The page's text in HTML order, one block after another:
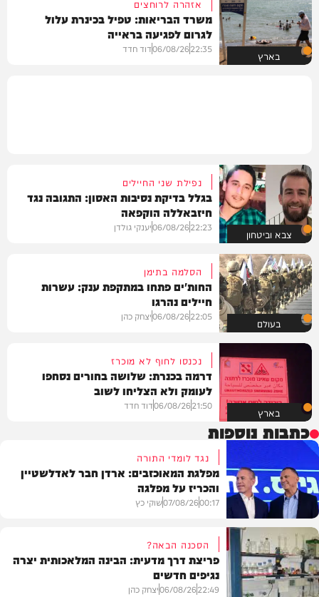
בארץ
אזהרה לרוחצים
משרד הבריאות: טפיל בכינרת עלול
לגרום לפגיעה בראייה
22:35
06/08/26דוד חדד
צבא וביטחון
נפילת שני החיילים
בגלל בדיקת נסיבות האסון: התגובה נגד
חיזבאללה הוקפאה
22:23
06/08/26יענקי גולדן
בעולם
הסלמה בתימן
החות'ים פתחו במתקפת ענק: עשרות
חיילים נהרגו
22:05
06/08/26יצחק כהן
בארץ
נכנסו לחוף לא מוכרז
דרמה בכנרת: שלושה בחורים נסחפו
לעומק ולא הצליחו לשוב
21:50
06/08/26דוד חדד
כתבות נוספות
פוליטי
נגד לומדי התורה
מפלגת המאוכזבים: ארדן חבר לאדלשטיין
והכריז על מפלגה
00:17
07/08/26שוקי כץ
הסכנה הבאה?
פריצת דרך מדעית: הבינה המלאכותית יצרה
נגיפים חדשים
22:49
06/08/26יצחק כהן